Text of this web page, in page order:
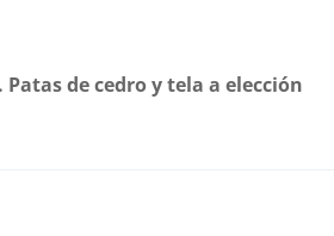
Patas de cedro y tela a elección